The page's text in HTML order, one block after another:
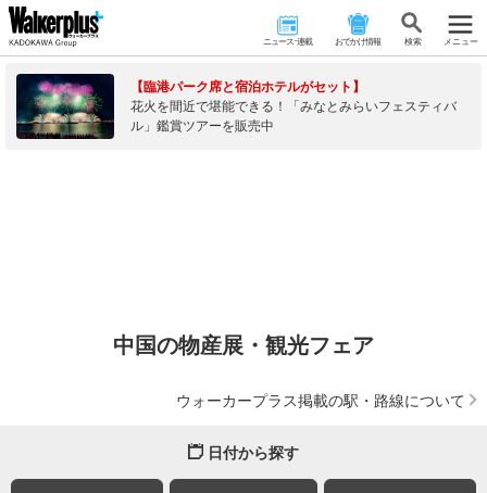
ニュース･連載 おでかけ情報 検 索 メニュー
【臨港パーク席と宿泊ホテルがセット】
花火を間近で堪能できる！「みなとみらいフェスティバ
ル」鑑賞ツアーを販売中
中国の物産展・観光フェア
ウォーカープラス掲載の駅・路線について
日付から探す